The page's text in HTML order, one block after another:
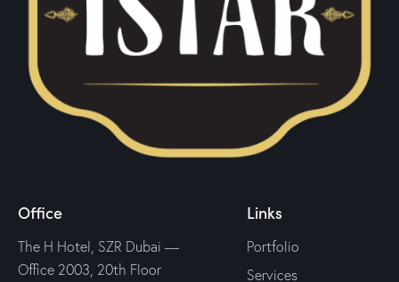
Office
The H Hotel, SZR Dubai —
Office 2003, 20th Floor
Links
Portfolio
Services